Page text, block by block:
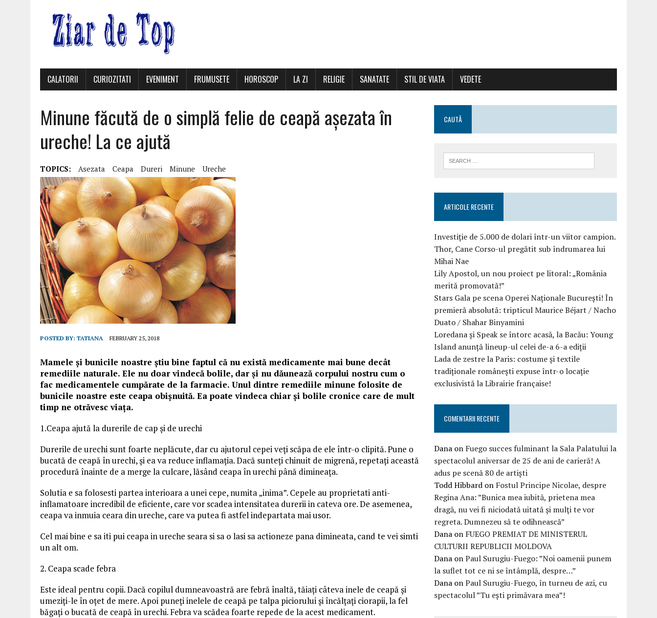
CALATORII CURIOZITATI EVENIMENT FRUMUSETE HOROSCOP LA ZI RELIGIE SANATATE STIL DE VIATA VEDETE
Minune făcută de o simplă felie de ceapă așezata în
ureche! La ce ajută
TOPICS: Asezata Ceapa Dureri Minune Ureche
POSTED BY: TATIANA FEBRUARY 25, 2018
Mamele și bunicile noastre știu bine faptul că nu există medicamente mai bune decât
remediile naturale. Ele nu doar vindecă bolile, dar și nu dăunează corpului nostru cum o
fac medicamentele cumpărate de la farmacie. Unul dintre remediile minune folosite de
bunicile noastre este ceapa obișnuită. Ea poate vindeca chiar și bolile cronice care de mult
timp ne otrăvesc viața.
1.Ceapa ajută la durerile de cap și de urechi
Durerile de urechi sunt foarte neplăcute, dar cu ajutorul cepei veți scăpa de ele într-o clipită. Pune o
bucată de ceapă în urechi, și ea va reduce inflamația. Dacă sunteți chinuit de migrenă, repetați această
procedură înainte de a merge la culcare, lăsând ceapa în urechi până dimineața.
Solutia e sa folosesti partea interioara a unei cepe, numita „inima”. Cepele au proprietati anti-
inflamatoare incredibil de eficiente, care vor scadea intensitatea durerii in cateva ore. De asemenea,
ceapa va inmuia ceara din ureche, care va putea fi astfel indepartata mai usor.
Cel mai bine e sa iti pui ceapa in ureche seara si sa o lasi sa actioneze pana dimineata, cand te vei simti
un alt om.
2. Ceapa scade febra
Este ideal pentru copii. Dacă copilul dumneavoastră are febră înaltă, tăiați câteva inele de ceapă și
umeziți-le în oțet de mere. Apoi puneți inelele de ceapă pe talpa piciorului și încălțați ciorapii, la fel
băgați o bucată de ceapă în urechi. Febra va scădea foarte repede de la acest medicament.
CAUTĂ
ARTICOLE RECENTE
Investiție de 5.000 de dolari într-un viitor campion.
Thor, Cane Corso-ul pregătit sub îndrumarea lui
Mihai Nae
Lily Apostol, un nou proiect pe litoral: „România
merită promovată!”
Stars Gala pe scena Operei Naționale București! În
premieră absolută: tripticul Maurice Béjart / Nacho
Duato / Shahar Binyamini
Loredana și Speak se întorc acasă, la Bacău: Young
Island anunță lineup-ul celei de-a 6-a ediții
Lada de zestre la Paris: costume și textile
tradiționale românești expuse într-o locație
exclusivistă la Librairie française!
COMENTARII RECENTE
Dana on Fuego succes fulminant la Sala Palatului la
spectacolul aniversar de 25 de ani de carieră! A
adus pe scenă 80 de artiști
Todd Hibbard on Fostul Principe Nicolae, despre
Regina Ana: ”Bunica mea iubită, prietena mea
dragă, nu vei fi niciodată uitată şi mulţi te vor
regreta. Dumnezeu să te odihnească”
Dana on FUEGO PREMIAT DE MINISTERUL
CULTURII REPUBLICII MOLDOVA
Dana onPaul Surugiu-Fuego: ”Noi oamenii punem
la suflet tot ce ni se întâmplă, despre…”
Dana onPaul Surugiu-Fuego, în turneu de azi, cu
spectacolul ”Tu ești primăvara mea”!